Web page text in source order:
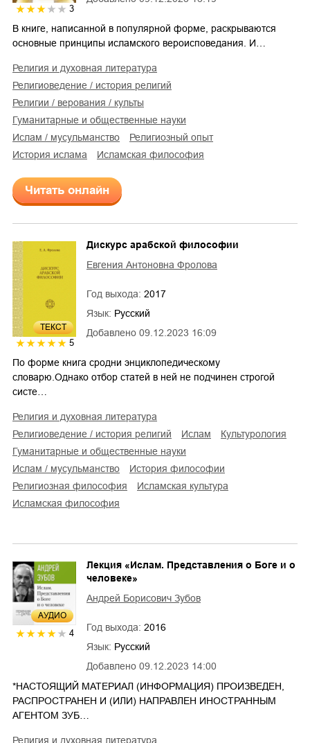
3
В книге, написанной в популярной форме, раскрываются
основные принципы исламского вероисповедания. И…
религия и духовная литература
религиоведение / история религий
религии / верования / культы
гуманитарные и общественные науки
Ислам / мусульманство
религиозный опыт
история ислама
исламская философия
Читать онлайн
ТЕКСТ
5
Добавлено 09.12.2023 16:09
Дискурс арабской философии
Евгения Антоновна Фролова
Год выхода: 2017
Язык: Русский
По форме книга сродни энциклопедическому
словарю.Однако отбор статей в ней не подчинен строгой
систе…
религия и духовная литература
религиоведение / история религий
ислам
культурология
гуманитарные и общественные науки
Ислам / мусульманство
история философии
религиозная философия
исламская культура
исламская философия
AУДИО
4
Добавлено 09.12.2023 14:00
Лекция «Ислам. Представления о Боге и о
человеке»
Андрей Борисович Зубов
Год выхода: 2016
Язык: Русский
*НАСТОЯЩИЙ МАТЕРИАЛ (ИНФОРМАЦИЯ) ПРОИЗВЕДЕН,
РАСПРОСТРАНЕН И (ИЛИ) НАПРАВЛЕН ИНОСТРАННЫМ
АГЕНТОМ ЗУБ…
религия и духовная литература